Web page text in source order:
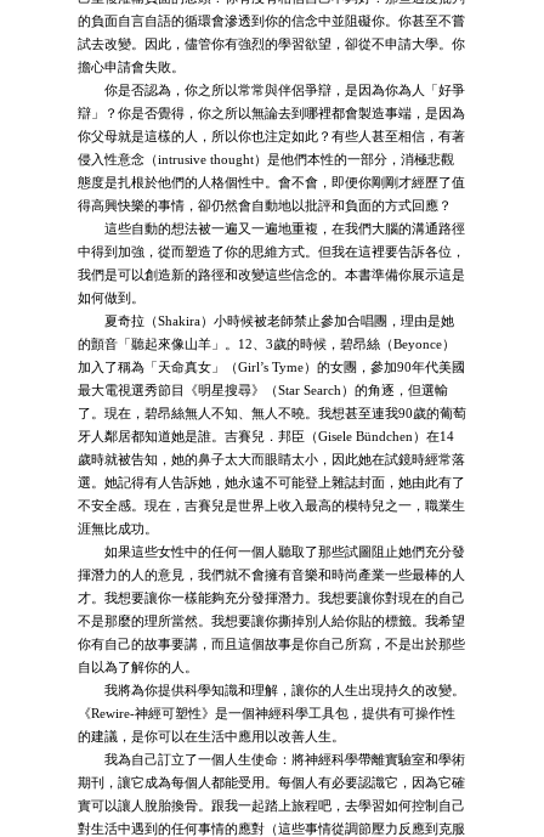
的負面自言自語的循環會滲透到你的信念中並阻礙你。你甚至不嘗
試去改變。因此，儘管你有強烈的學習欲望，卻從不申請大學。你
擔心申請會失敗。
你是否認為，你之所以常常與伴侶爭辯，是因為你為人「好爭
辯」？你是否覺得，你之所以無論去到哪裡都會製造事端，是因為
你父母就是這樣的人，所以你也注定如此？有些人甚至相信，有著
侵入性意念（intrusive thought）是他們本性的一部分，消極悲觀
態度是扎根於他們的人格個性中。會不會，即便你剛剛才經歷了值
得高興快樂的事情，卻仍然會自動地以批評和負面的方式回應？
這些自動的想法被一遍又一遍地重複，在我們大腦的溝通路徑
中得到加強，從而塑造了你的思維方式。但我在這裡要告訴各位，
我們是可以創造新的路徑和改變這些信念的。本書準備你展示這是
如何做到。
夏奇拉（Shakira）小時候被老師禁止參加合唱團，理由是她
的顫音「聽起來像山羊」。12、3歲的時候，碧昂絲（Beyonce）
加入了稱為「天命真女」（Girl’s Tyme）的女團，參加90年代美國
最大電視選秀節目《明星搜尋》（Star Search）的角逐，但選輸
了。現在，碧昂絲無人不知、無人不曉。我想甚至連我90歲的葡萄
牙人鄰居都知道她是誰。吉賽兒．邦臣（Gisele Bündchen）在14
歲時就被告知，她的鼻子太大而眼睛太小，因此她在試鏡時經常落
選。她記得有人告訴她，她永遠不可能登上雜誌封面，她由此有了
不安全感。現在，吉賽兒是世界上收入最高的模特兒之一，職業生
涯無比成功。
如果這些女性中的任何一個人聽取了那些試圖阻止她們充分發
揮潛力的人的意見，我們就不會擁有音樂和時尚產業一些最棒的人
才。我想要讓你一樣能夠充分發揮潛力。我想要讓你對現在的自己
不是那麼的理所當然。我想要讓你撕掉別人給你貼的標籤。我希望
你有自己的故事要講，而且這個故事是你自己所寫，不是出於那些
自以為了解你的人。
我將為你提供科學知識和理解，讓你的人生出現持久的改變。
《Rewire-神經可塑性》是一個神經科學工具包，提供有可操作性
的建議，是你可以在生活中應用以改善人生。
我為自己訂立了一個人生使命：將神經科學帶離實驗室和學術
期刊，讓它成為每個人都能受用。每個人有必要認識它，因為它確
實可以讓人脫胎換骨。跟我一起踏上旅程吧，去學習如何控制自己
對生活中遇到的任何事情的應對（這些事情從調節壓力反應到克服